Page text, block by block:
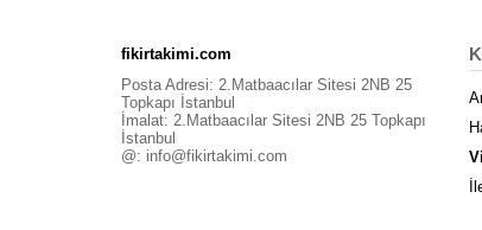
İnşaat Kartvizitleri
İnsan Kaynakları Kartvizit
Kafeterya Restaurant Kartvizit
Kyani Kartvizitleri
fikirtakimi.com
Posta Adresi: 2.Matbaacılar Sitesi 2NB 25
Topkapı İstanbul
İmalat: 2.Matbaacılar Sitesi 2NB 25 Topkapı
İstanbul
@: info@fikirtakimi.com